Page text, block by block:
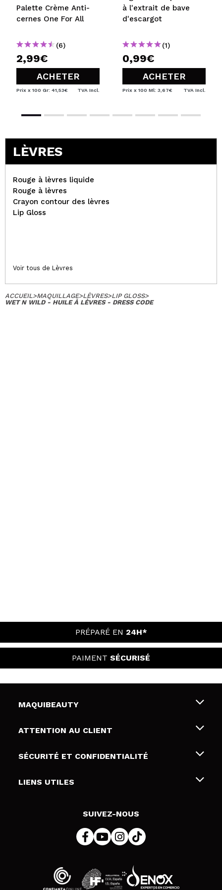
Palette Crème Anti-
cernes One For All
(6)
2,99€
ACHETER
Prix x 100 Gr: 41,53€ TVA Incl.
à l'extrait de bave
d'escargot
(1)
0,99€
ACHETER
Prix x 100 Ml: 3,67€ TVA Incl.
LÈVRES
Rouge à lèvres liquide
Rouge à lèvres
Crayon contour des lèvres
Lip Gloss
Voir tous de Lèvres
ACCUEIL>MAQUILLAGE>LÈVRES>LIP GLOSS>
WET N WILD - HUILE À LÈVRES - DRESS CODE
PRÉPARÉ EN 24H*
PAIMENT SÉCURISÉ
MAQUIBEAUTY
Qui sommes nous
Cartes-cadeaux
ATTENTION AU CLIENT
Livraison & retour
Modes de paiement
SÉCURITÉ ET CONFIDENTIALITÉ
Conditions et confidentialité
LIENS UTILES
SUIVEZ-NOUS